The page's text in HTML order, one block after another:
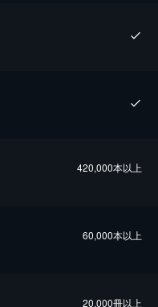
420,000本以上
60,000本以上
20,000冊以上